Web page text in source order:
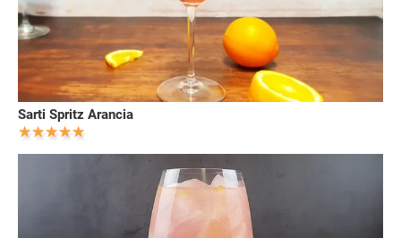
Sarti Spritz Arancia